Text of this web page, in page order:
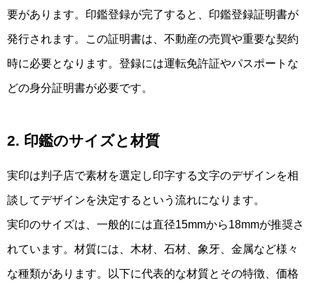
要があります。印鑑登録が完了すると、印鑑登録証明書が
発行されます。この証明書は、不動産の売買や重要な契約
時に必要となります。登録には運転免許証やパスポートな
どの身分証明書が必要です。
2. 印鑑のサイズと材質
実印は判子店で素材を選定し印字する文字のデザインを相
談してデザインを決定するという流れになります。
実印のサイズは、一般的には直径15mmから18mmが推奨さ
れています。材質には、木材、石材、象牙、金属など様々
な種類があります。以下に代表的な材質とその特徴、価格